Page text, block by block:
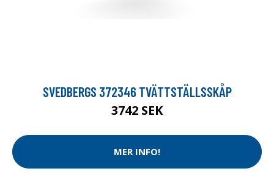
SVEDBERGS 372346 TVÄTTSTÄLLSSKÅP
3742 SEK
MER INFO!